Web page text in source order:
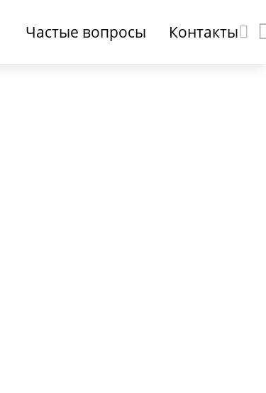
Частые вопросы Контакты